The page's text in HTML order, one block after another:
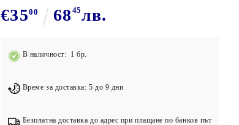
Волейбол
€3500 68 45лв.
В наличност: 1 бр.
Време за доставка: 5 до 9 дни
Безплатна доставка до адрес при плащане по банков път